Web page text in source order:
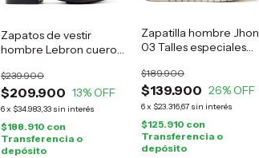
Zapatos de vestir
hombre Lebron cuero
$209.900
$239.900
13% OFF
6x $34.983,33 sin interés
$188.910 con
Transferencia o
depósito
Zapatilla hombre Jhon
03 Talles especiales
$139.900
$189.900
26% OFF
6x $23.316,67 sin interés
$125.910 con
Transferencia o
depósito